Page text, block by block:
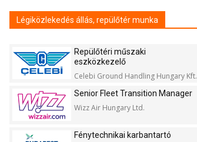
Légiközlekedés állás, repülőtér munka
Repülőtéri műszaki
eszközkezelő
Celebi Ground Handling Hungary Kft.
Senior Fleet Transition Manager
Wizz Air Hungary Ltd.
Fénytechnikai karbantartó